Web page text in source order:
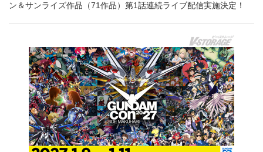
ン＆サンライズ作品（71作品）第1話連続ライブ配信実施決定！